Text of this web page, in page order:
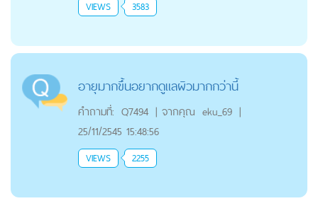
VIEWS 3583
อายุมากขึ้นอยากดูแลผิวมากกว่านี้
คำถามที่: Q7494 | จากคุณ eku_69 |
25/11/2545 15:48:56
VIEWS 2255